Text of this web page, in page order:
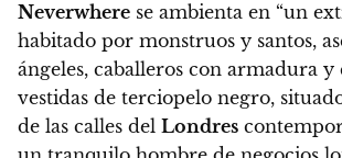
Neverwhere se ambienta en “un
habitado por monstruos y santos,
ángeles, caballeros con armadura y
vestidas de terciopelo negro,
de las calles del Londres